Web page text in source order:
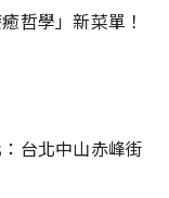
哲學」新菜單！
台北中山赤峰街